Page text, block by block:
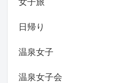
日帰り
温泉女子
温泉女子会